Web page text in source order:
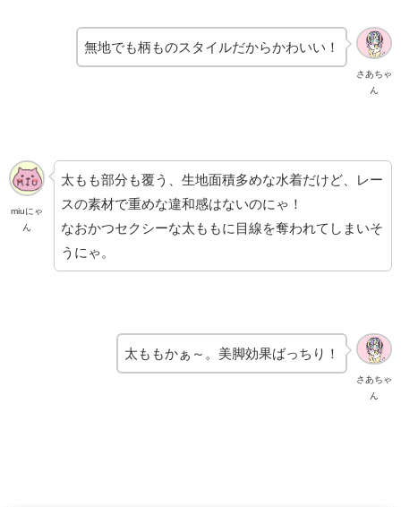
さあちゃ
ん
無地でも柄ものスタイルだからかわいい！
miuにゃ
ん
太もも部分も覆う、生地面積多めな水着だけど、レー
スの素材で重めな違和感はないのにゃ！
なおかつセクシーな太ももに目線を奪われてしまいそ
うにゃ。
さあちゃ
ん
太ももかぁ～。美脚効果ばっちり！